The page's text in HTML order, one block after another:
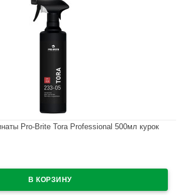
Pro-Brite Tora Professional 500мл курок